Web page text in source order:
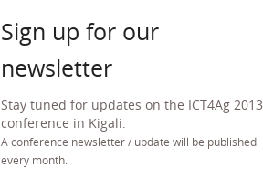
Sign up for our
newsletter
Stay tuned for updates on the ICT4Ag 2013
conference in Kigali.
A conference newsletter / update will be published
every month.